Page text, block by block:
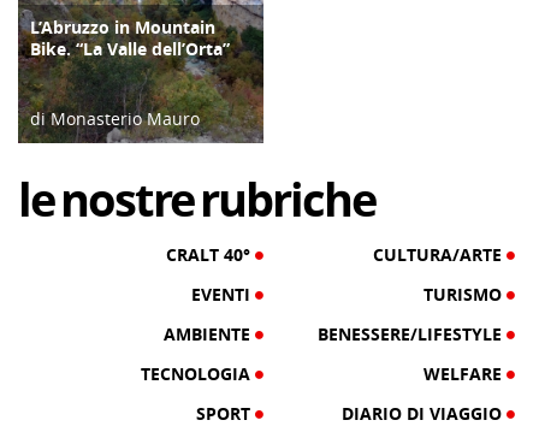
ATTIVITÀ
L’Abruzzo in Mountain
Bike. “La Valle dell’Orta”
di Monasterio Mauro
lenostrerubriche
CRALT 40°
CULTURA/ARTE
EVENTI
TURISMO
AMBIENTE
BENESSERE/LIFESTYLE
TECNOLOGIA
WELFARE
SPORT
DIARIO DI VIAGGIO